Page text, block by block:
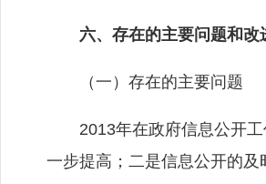
六、存在的主要问题和改
（一）存在的主要问题
2013年在政府信息公开工
一步提高；二是信息公开的